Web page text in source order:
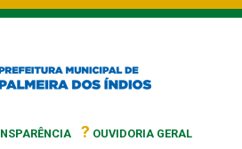
? OUVIDORIA GERAL